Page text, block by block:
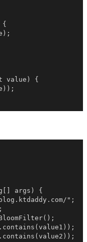
value) {
args) {
";